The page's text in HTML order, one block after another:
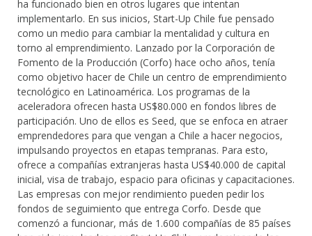
ha funcionado bien en otros lugares que intentan
implementarlo. En sus inicios, Start-Up Chile fue pensado
como un medio para cambiar la mentalidad y cultura en
torno al emprendimiento. Lanzado por la Corporación de
Fomento de la Producción (Corfo) hace ocho años, tenía
como objetivo hacer de Chile un centro de emprendimiento
tecnológico en Latinoamérica. Los programas de la
aceleradora ofrecen hasta US$80.000 en fondos libres de
participación. Uno de ellos es Seed, que se enfoca en atraer
emprendedores para que vengan a Chile a hacer negocios,
impulsando proyectos en etapas tempranas. Para esto,
ofrece a compañías extranjeras hasta US$40.000 de capital
inicial, visa de trabajo, espacio para oficinas y capacitaciones.
Las empresas con mejor rendimiento pueden pedir los
fondos de seguimiento que entrega Corfo. Desde que
comenzó a funcionar, más de 1.600 compañías de 85 países